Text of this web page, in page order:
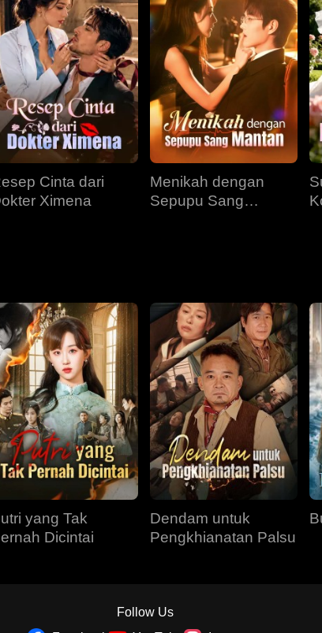
Cinta dari
Ximena
Menikah dengan
Sepupu Sang
yang Tak
Dicintai
Dendam untuk
Pengkhianatan Palsu
Follow Us